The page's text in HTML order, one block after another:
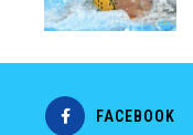
FACEBOOK